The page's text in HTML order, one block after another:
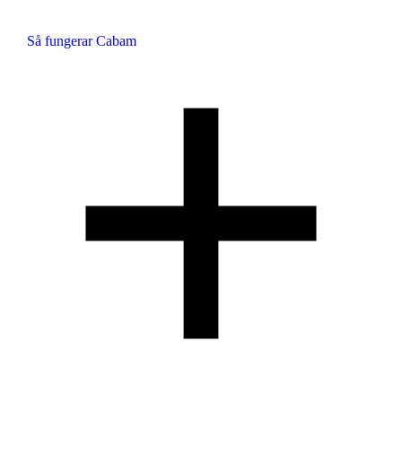
Så fungerar Cabam